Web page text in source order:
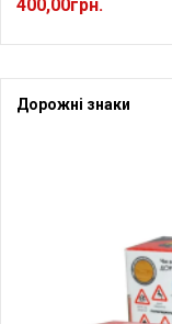
400,00грн.
Дорожні знаки